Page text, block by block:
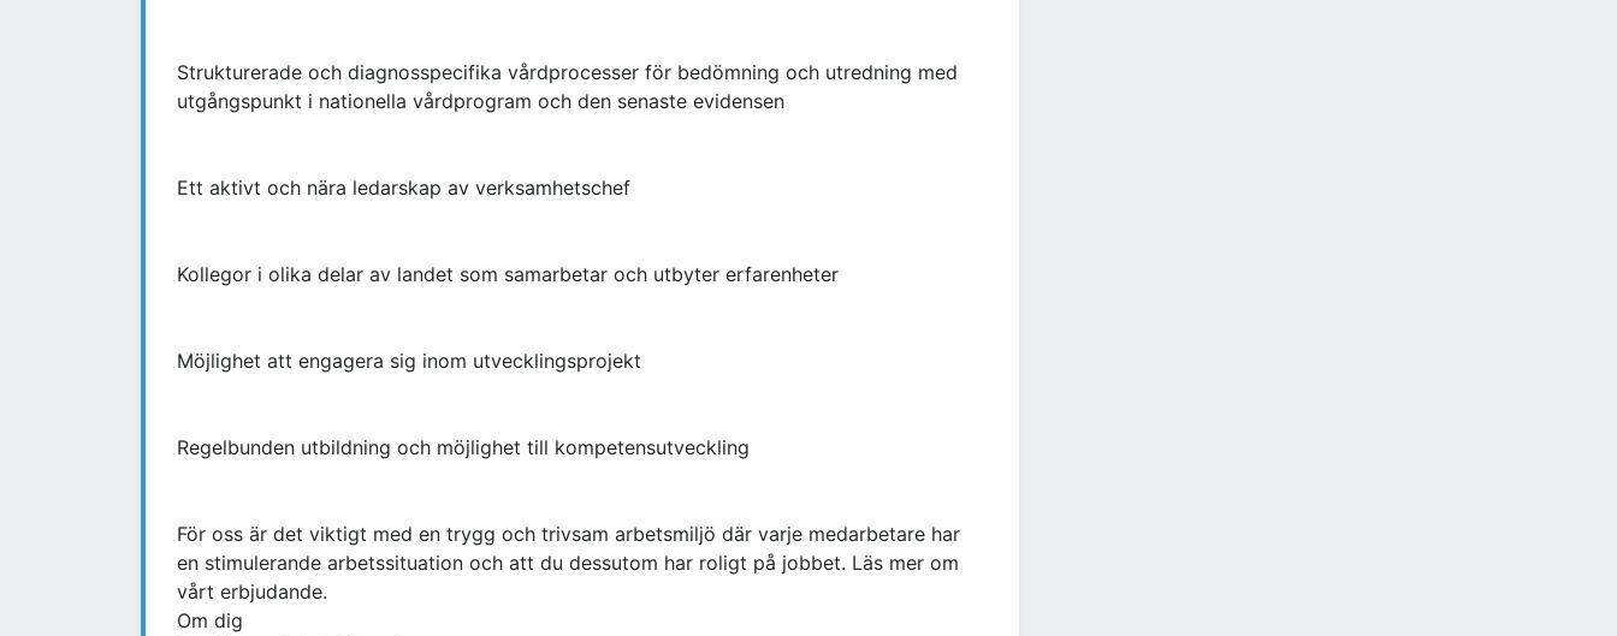
Strukturerade och diagnosspecifika vårdprocesser för bedömning och utredning med
utgångspunkt i nationella vårdprogram och den senaste evidensen
Ett aktivt och nära ledarskap av verksamhetschef
Kollegor i olika delar av landet som samarbetar och utbyter erfarenheter
Möjlighet att engagera sig inom utvecklingsprojekt
Regelbunden utbildning och möjlighet till kompetensutveckling
För oss är det viktigt med en trygg och trivsam arbetsmiljö där varje medarbetare har
en stimulerande arbetssituation och att du dessutom har roligt på jobbet. Läs mer om
vårt erbjudande.
Om dig